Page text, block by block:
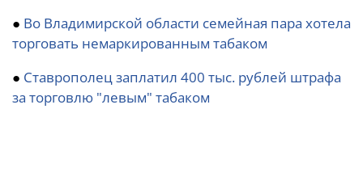
● Во Владимирской области семейная пара хотела
торговать немаркированным табаком
● Ставрополец заплатил 400 тыс. рублей штрафа
за торговлю "левым" табаком